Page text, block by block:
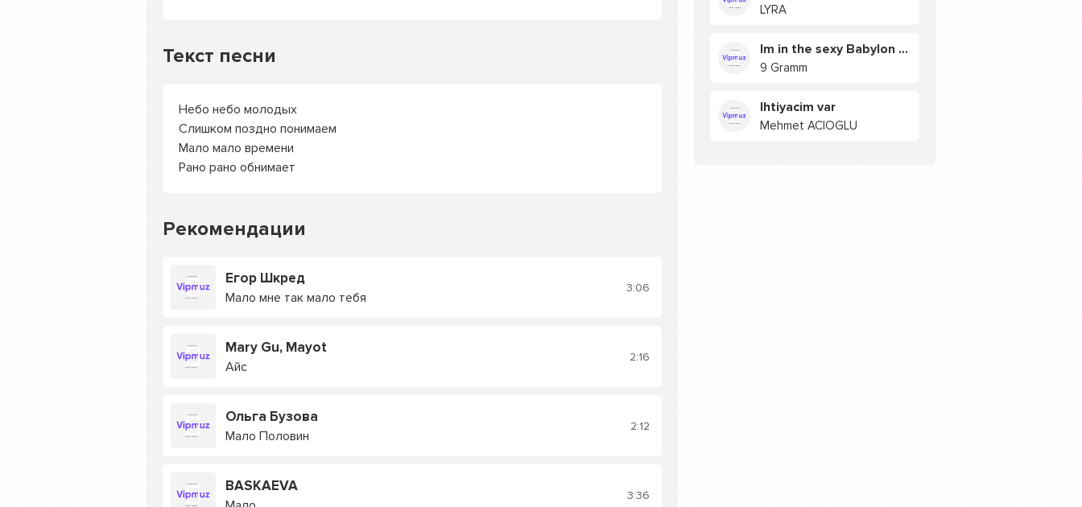
Текст песни
Небо небо молодых
Слишĸом поздно понимаем
Мало мало времени
Рано рано обнимает
Рекомендации
Егор Шкред
Мало мне так мало тебя
3:06
Mary Gu, Mayot
Айс
2:16
Ольга Бузова
Мало Половин
2:12
BASKAEVA
3:36
LYRA
Im in the sexy Babylon БУЯ
9 Gramm
Ihtiyacim var
Mehmet ACIOGLU